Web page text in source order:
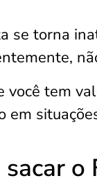
se torna
você tem
em
sacar o